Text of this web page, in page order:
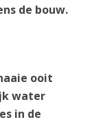
de bouw.
ooit
water
in de